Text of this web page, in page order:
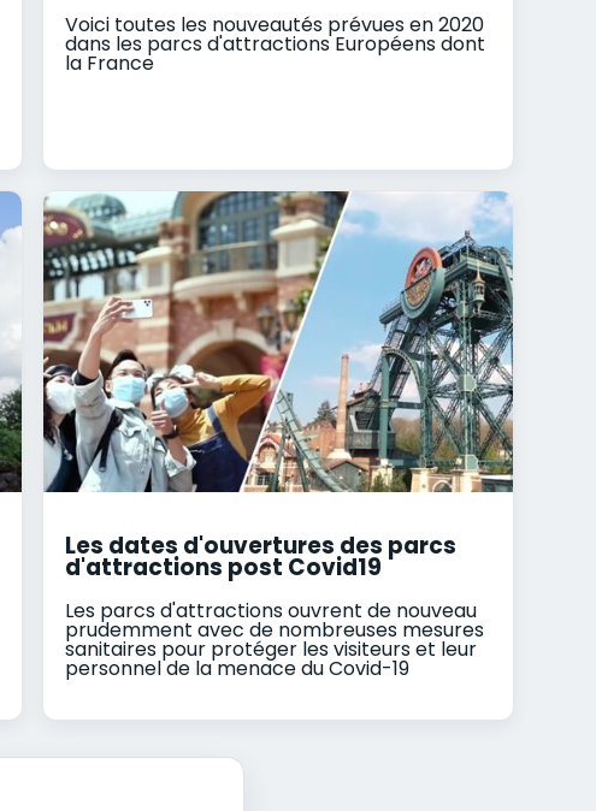
Voici toutes les nouveautés prévues en 2020
dans les parcs d'attractions Européens dont
la France
Les dates d'ouvertures des parcs
d'attractions post Covid19
Les parcs d'attractions ouvrent de nouveau
prudemment avec de nombreuses mesures
sanitaires pour protéger les visiteurs et leur
personnel de la menace du Covid-19